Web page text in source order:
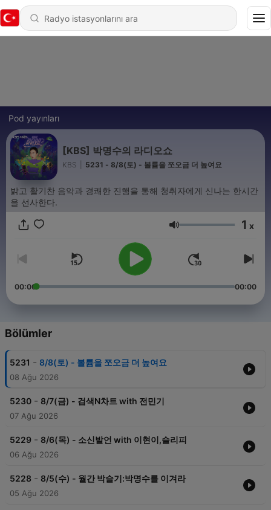
Pod yayınları
[KBS] 박명수의 라디오쇼
KBS 5231 - 8/8(토) - 볼륨을 쪼오금 더 높여요
밝고 활기찬 음악과 경쾌한 진행을 통해 청취자에게 신나는 한시간
을 선사한다.
Ses 1 x
00:00 00:00
Bölümler
5231 - 8/8(토) - 볼륨을 쪼오금 더 높여요
08 Ağu 2026
5230 - 8/7(금) - 검색N차트 with 전민기
07 Ağu 2026
5229 - 8/6(목) - 소신발언 with 이현이,슬리피
06 Ağu 2026
5228 - 8/5(수) - 월간 박슬기:박명수를 이겨라
05 Ağu 2026